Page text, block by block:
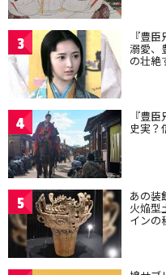
3 『豊
溺愛、
の壮絶
4 『豊
史実？
5 あの装
火焔型
インの